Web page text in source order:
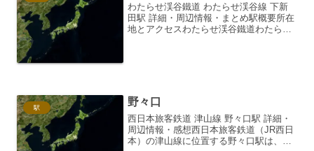
わたらせ渓谷鐵道 わたらせ渓谷線 下新
田駅 詳細・周辺情報・まとめ駅概要所在
地とアクセスわたらせ渓谷鐵道わたらせ
駅 野々口
西日本旅客鉄道 津山線 野々口駅 詳細・
周辺情報・感想西日本旅客鉄道（JR西日
本）の津山線に位置する野々口駅は、岡